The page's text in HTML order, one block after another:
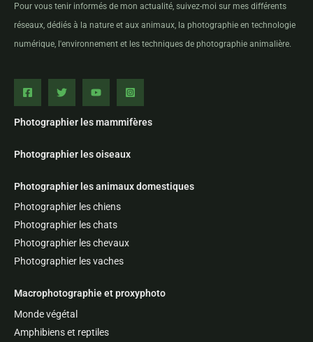
Pour vous tenir informés de mon actualité, suivez-moi sur mes différents
réseaux, dédiés à la nature et aux animaux, la photographie en technologie
numérique, l'environnement et les techniques de photographie animalière.
Photographier les mammifères
Photographier les oiseaux
Photographier les animaux domestiques
Photographier les chiens
Photographier les chats
Photographier les chevaux
Photographier les vaches
Macrophotographie et proxyphoto
Monde végétal
Amphibiens et reptiles